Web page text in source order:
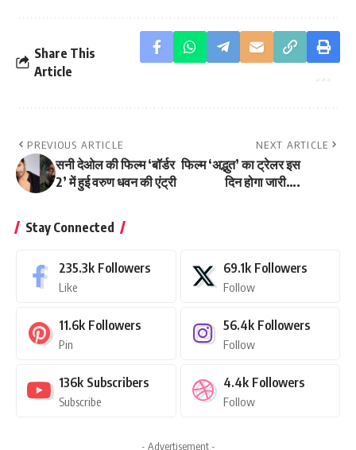
Share This
Article
PREVIOUS ARTICLE
सनी देओल की फिल्म ‘बॉर्डर
2’ में हुई वरुण धवन की एंट्री
NEXT ARTICLE
फिल्म ‘अद्भुत’ का ट्रेलर इस
दिन होगा जारी….
Stay Connected
235.3k Followers
Like
69.1k Followers
Follow
11.6k Followers
Pin
56.4k Followers
Follow
136k Subscribers
Subscribe
4.4k Followers
Follow
- Advertisement -